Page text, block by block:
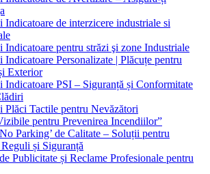
Indicatoare de interzicere industriale si
Indicatoare pentru străzi şi zone Industriale
Indicatoare Personalizate | Plăcuțe pentru
Exterior
Indicatoare PSI – Siguranță și Conformitate
Plăci Tactile pentru Nevăzători
pentru Prevenirea Incendiilor”
Parking’ de Calitate – Soluții pentru
și Siguranță
Publicitate și Reclame Profesionale pentru